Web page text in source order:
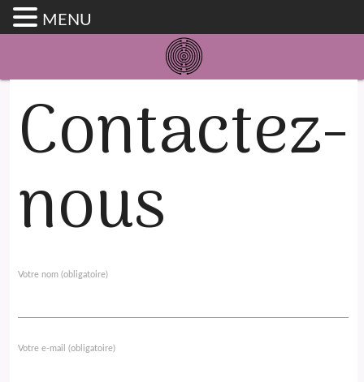
Contactez-
nous
Votre nom (obligatoire)
Votre e-mail (obligatoire)
MENU